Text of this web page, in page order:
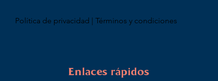
Política de privacidad | Términos y condiciones
Enlaces rápidos